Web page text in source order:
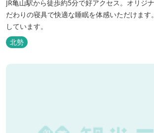
JR亀山駅から徒歩約5分で好アクセス。オリジ
だわりの寝具で快適な睡眠を体感いただけま
しています。
北勢